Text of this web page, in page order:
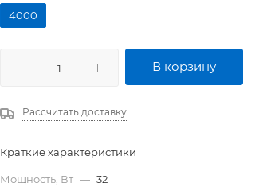
4000
В корзину
Рассчитать доставку
Краткие характеристики
Мощность, Вт — 32